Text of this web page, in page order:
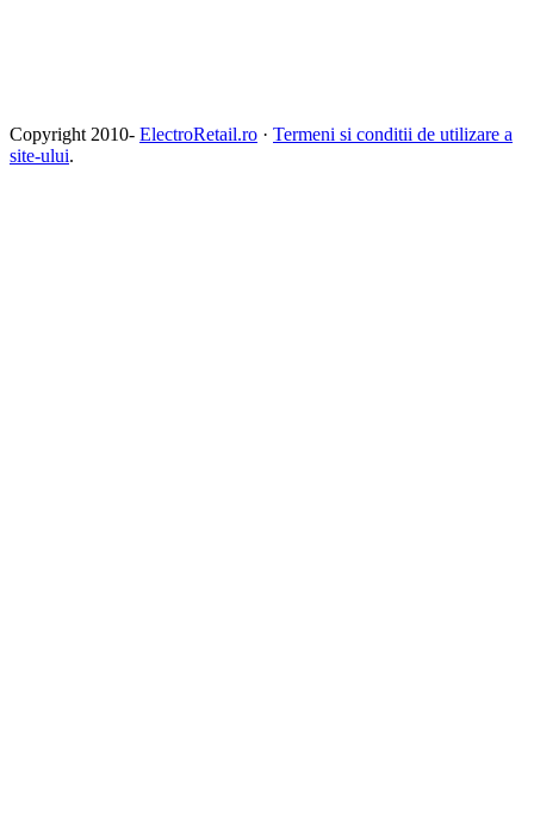
Copyright 2010- ElectroRetail.ro · Termeni si conditii de utilizare a
site-ului.